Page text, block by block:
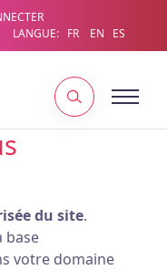
LANGUE: FR EN ES
du site.
base
votre domaine